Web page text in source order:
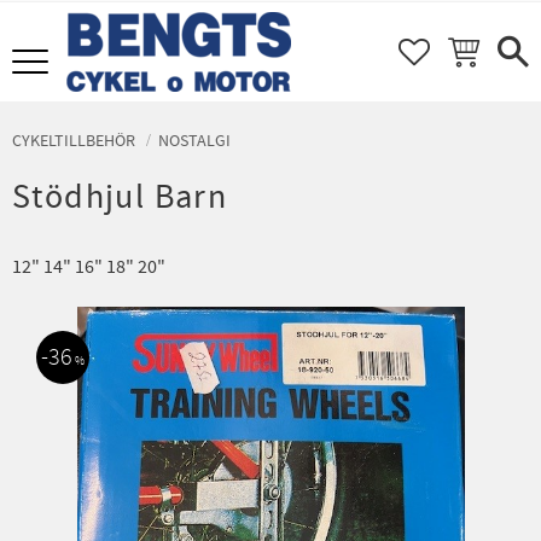
Meny FAVORITER
KUNDVAGN
CYKELTILLBEHÖR NOSTALGI
Stödhjul Barn
12" 14" 16" 18" 20"
36 %